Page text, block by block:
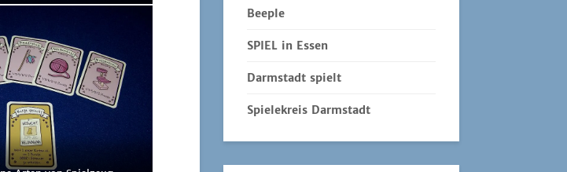
Beeple
SPIEL in Essen
Darmstadt spielt
Spielekreis Darmstadt